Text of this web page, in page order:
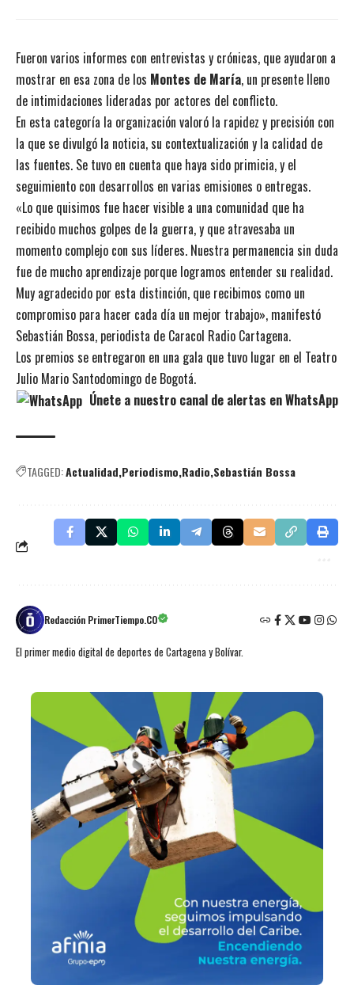
Fueron varios informes con entrevistas y crónicas, que ayudaron a
mostrar en esa zona de los Montes de María, un presente lleno
de intimidaciones lideradas por actores del conflicto.
En esta categoría la organización valoró la rapidez y precisión con
la que se divulgó la noticia, su contextualización y la calidad de
las fuentes. Se tuvo en cuenta que haya sido primicia, y el
seguimiento con desarrollos en varias emisiones o entregas.
«Lo que quisimos fue hacer visible a una comunidad que ha
recibido muchos golpes de la guerra, y que atravesaba un
momento complejo con sus líderes. Nuestra permanencia sin duda
fue de mucho aprendizaje porque logramos entender su realidad.
Muy agradecido por esta distinción, que recibimos como un
compromiso para hacer cada día un mejor trabajo», manifestó
Sebastián Bossa, periodista de Caracol Radio Cartagena.
Los premios se entregaron en una gala que tuvo lugar en el Teatro
Julio Mario Santodomingo de Bogotá.
Únete a nuestro canal de alertas en WhatsApp
TAGGED:Actualidad Periodismo Radio Sebastián Bossa
Redacción PrimerTiempo.CO
El primer medio digital de deportes de Cartagena y Bolívar.